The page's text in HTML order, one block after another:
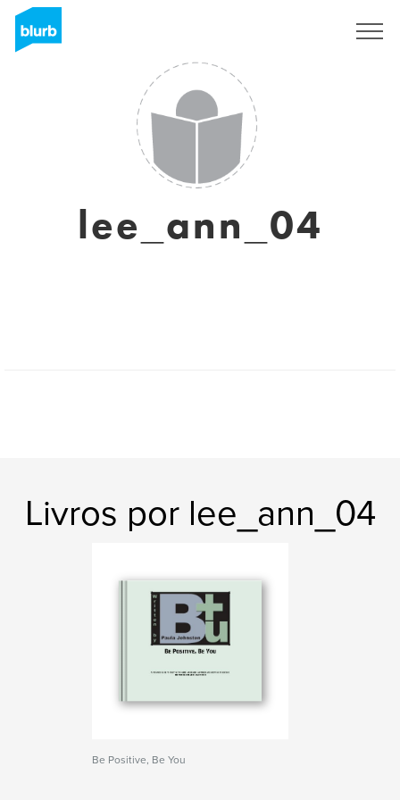
lee_ann_04
Livros por lee_ann_04
Be Positive, Be You